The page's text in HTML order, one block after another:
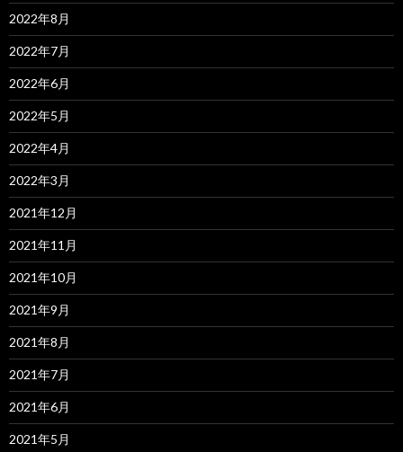
2022年8月
2022年7月
2022年6月
2022年5月
2022年4月
2022年3月
2021年12月
2021年11月
2021年10月
2021年9月
2021年8月
2021年7月
2021年6月
2021年5月